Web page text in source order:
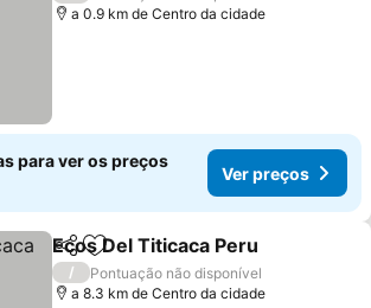
a 0.9 km de Centro da cidade
para ver os preços
Ver preços
PartilharAdicionar aos favoritos
Ecos Del Titicaca Peru
/
Pontuação não disponível
a 8.3 km de Centro da cidade